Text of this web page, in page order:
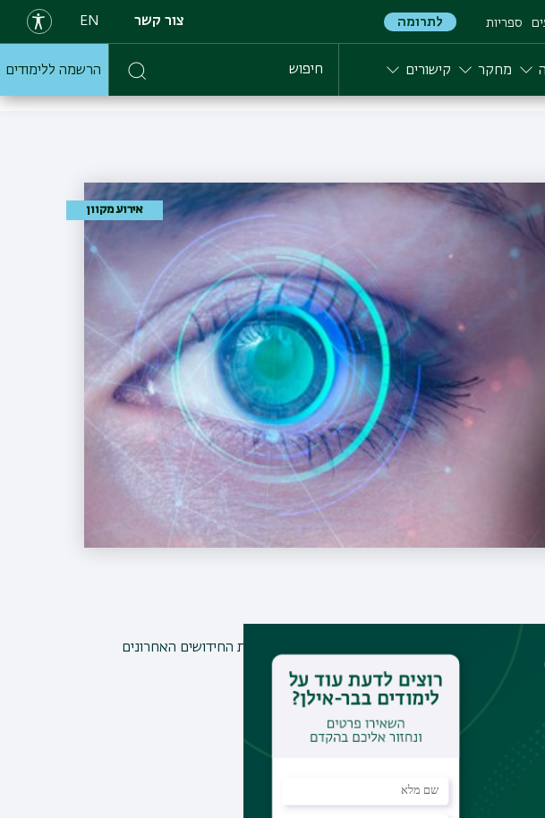
ספריות לתרומה צור קשר EN
מחקר קישורים חיפוש הרשמה ללימודים
אירוע מקוון
המציע תכנים עשירים ומעניינים וכמובן את החידושים האחרונים
ות בארץ ובעולם וכן רופאי/ות עיניים.
הידע, הצטרפו אלינו לחוויית למידה מעשירה!